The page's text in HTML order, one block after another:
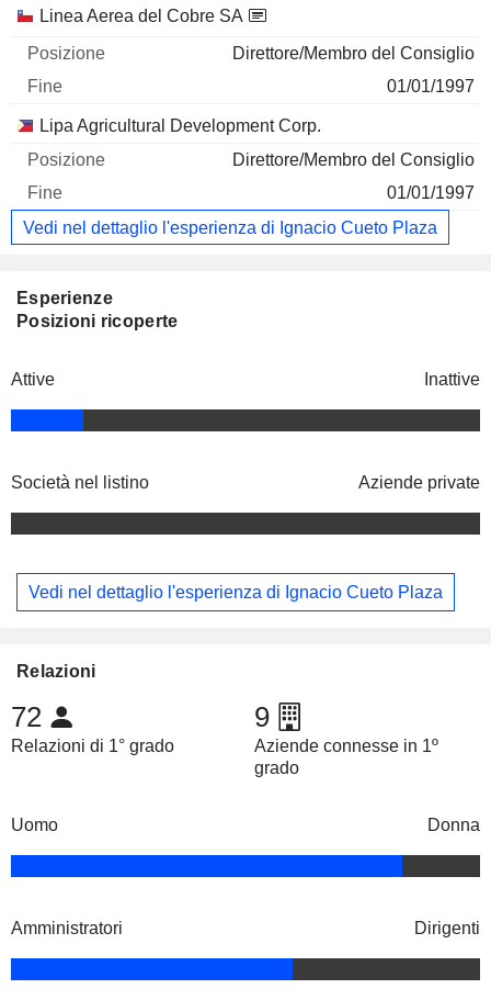
Linea Aerea del Cobre SA
Direttore/Membro del Consiglio
01/01/1997
Lipa Agricultural Development Corp.
Direttore/Membro del Consiglio
01/01/1997
Vedi nel dettaglio l'esperienza di Ignacio Cueto Plaza
Esperienze
Posizioni ricoperte
Attive Inattive
Società nel listino Aziende private
Vedi nel dettaglio l'esperienza di Ignacio Cueto Plaza
Relazioni
72
Relazioni di 1° grado
9
Aziende connesse in 1º
grado
Uomo Donna
Amministratori Dirigenti